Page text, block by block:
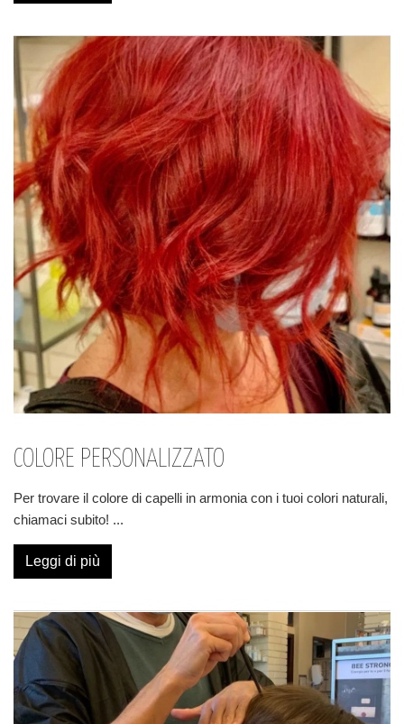
COLORE PERSONALIZZATO
Per trovare il colore di capelli in armonia con i tuoi colori naturali,
chiamaci subito! ...
Leggi di più